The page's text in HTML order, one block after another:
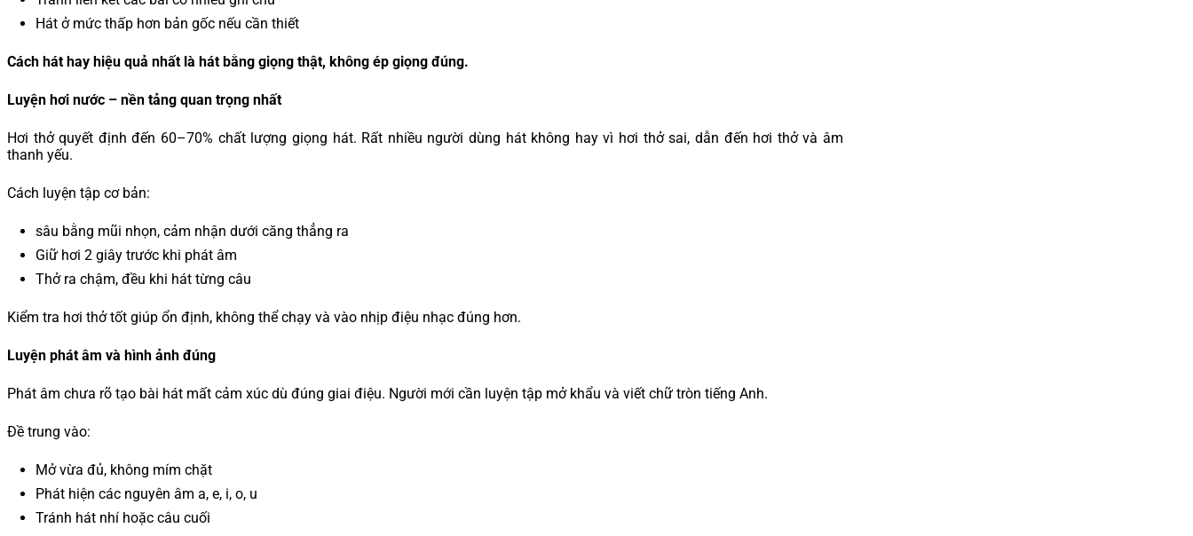
Hát ở mức thấp hơn bản gốc nếu cần thiết
Cách hát hay hiệu quả nhất là hát bằng giọng thật, không ép giọng đúng.
Luyện hơi nước – nền tảng quan trọng nhất
Hơi thở quyết định đến 60–70% chất lượng giọng hát. Rất nhiều người dùng hát không hay vì hơi thở sai, dẫn đến hơi thở và âm
thanh yếu.
Cách luyện tập cơ bản:
sâu bằng mũi nhọn, cảm nhận dưới căng thẳng ra
Giữ hơi 2 giây trước khi phát âm
Thở ra chậm, đều khi hát từng câu
Kiểm tra hơi thở tốt giúp ổn định, không thể chạy và vào nhịp điệu nhạc đúng hơn.
Luyện phát âm và hình ảnh đúng
Phát âm chưa rõ tạo bài hát mất cảm xúc dù đúng giai điệu. Người mới cần luyện tập mở khẩu và viết chữ tròn tiếng Anh.
Đề trung vào:
Mở vừa đủ, không mím chặt
Phát hiện các nguyên âm a, e, i, o, u
Tránh hát nhí hoặc câu cuối